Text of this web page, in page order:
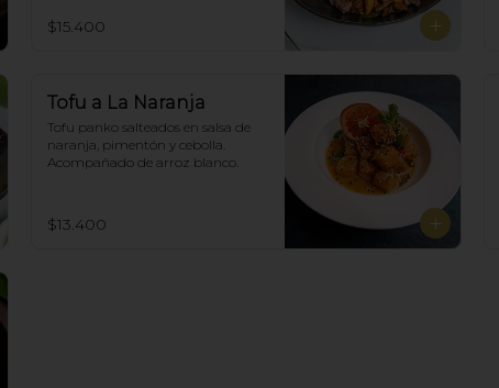
$15.400
Tofu a La Naranja
Tofu panko salteados en salsa de
naranja, pimentón y cebolla.
Acompañado de arroz blanco.
$13.400